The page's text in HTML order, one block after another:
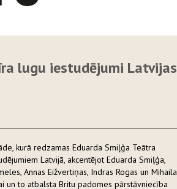
lugu iestudējumi Latvijas
kurā redzamas Eduarda Smiļģa Teātra
Latvijā, akcentējot Eduarda Smiļģa,
Annas Eižvertiņas, Indras Rogas un Mihaila
un to atbalsta Britu padomes pārstāvniecība